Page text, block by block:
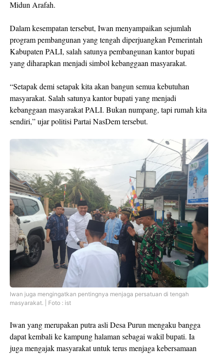
Midun Arafah.
Dalam kesempatan tersebut, Iwan menyampaikan sejumlah
program pembangunan yang tengah diperjuangkan Pemerintah
Kabupaten PALI, salah satunya pembangunan kantor bupati
yang diharapkan menjadi simbol kebanggaan masyarakat.
“Setapak demi setapak kita akan bangun semua kebutuhan
masyarakat. Salah satunya kantor bupati yang menjadi
kebanggaan masyarakat PALI. Bukan numpang, tapi rumah kita
sendiri,” ujar politisi Partai NasDem tersebut.
Iwan juga mengingatkan pentingnya menjaga persatuan di tengah
masyarakat. | Foto : ist
Iwan yang merupakan putra asli Desa Purun mengaku bangga
dapat kembali ke kampung halaman sebagai wakil bupati. Ia
juga mengajak masyarakat untuk terus menjaga kebersamaan